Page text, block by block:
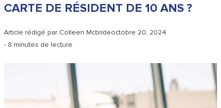
CARTE DE RÉSIDENT DE 10 ANS ?
Article rédigé par Colleen Mcbrideoctobre 20, 2024
- 8 minutes de lecture